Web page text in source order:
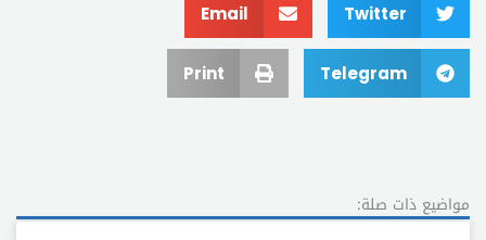
Twitter
Email
Telegram
Print
مواضيع ذات صلة: